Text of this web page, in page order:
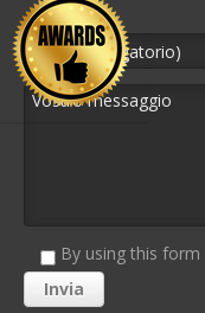
By using this